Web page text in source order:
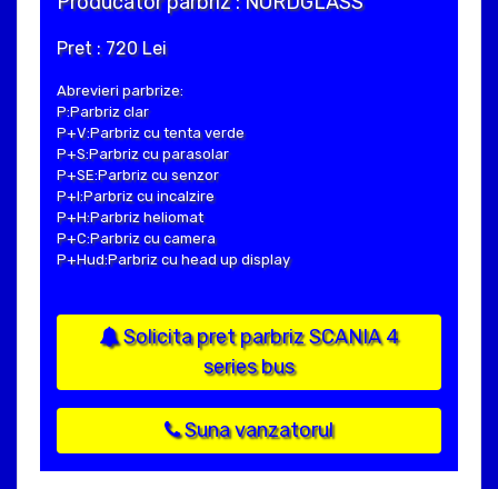
Pret : 720 Lei
Abrevieri parbrize:
P:Parbriz clar
P+V:Parbriz cu tenta verde
P+S:Parbriz cu parasolar
P+SE:Parbriz cu senzor
P+I:Parbriz cu incalzire
P+H:Parbriz heliomat
P+C:Parbriz cu camera
P+Hud:Parbriz cu head up display
Solicita pret parbriz SCANIA 4
series bus
Suna vanzatorul